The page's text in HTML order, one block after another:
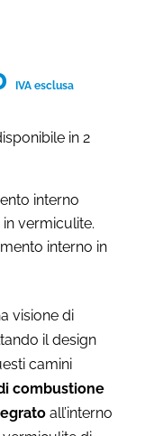
Fascia
prezzo:
da
a
€2.200
IVA esclusa
in 2
interno
vermiculite.
interno in
visione di
il design
camini
combustione
all’interno